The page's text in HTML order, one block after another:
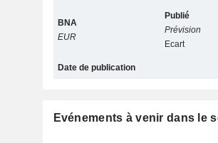
BNA
EUR
Publié
Prévision
Ecart
Date de publication
Evénements à venir dans le